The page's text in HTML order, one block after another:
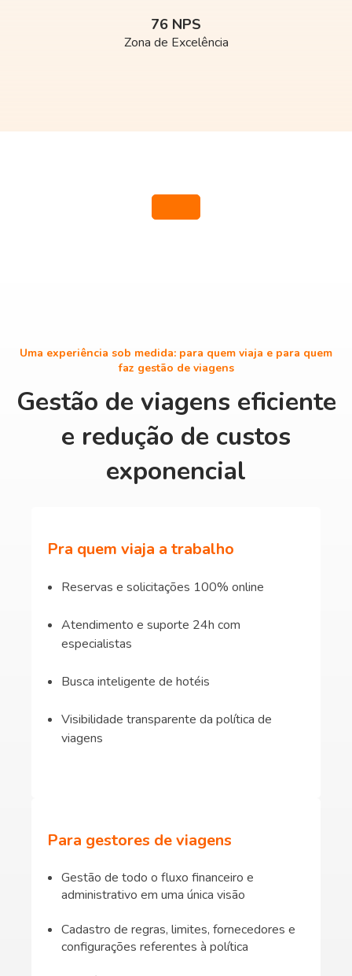
76 NPS
Zona de Excelência
Uma experiência sob medida: para quem viaja e para quem
faz gestão de viagens
Gestão de viagens eficiente
e redução de custos
exponencial
Pra quem viaja a trabalho
Reservas e solicitações 100% online
Atendimento e suporte 24h com
especialistas
Busca inteligente de hotéis
Visibilidade transparente da política de
viagens
Para gestores de viagens
Gestão de todo o fluxo financeiro e
administrativo em uma única visão
Cadastro de regras, limites, fornecedores e
configurações referentes à política